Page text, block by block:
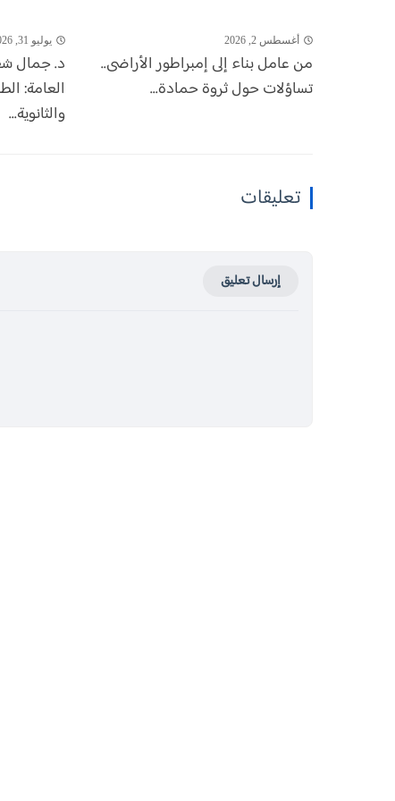
أغسطس 2, 2026
من عامل بناء إلى إمبراطور الأراضى..
تساؤلات حول ثروة حمادة...
يوليو 31, 2026
د. جمال
العامة:
والثانوية...
تعليقات
إرسال تعليق